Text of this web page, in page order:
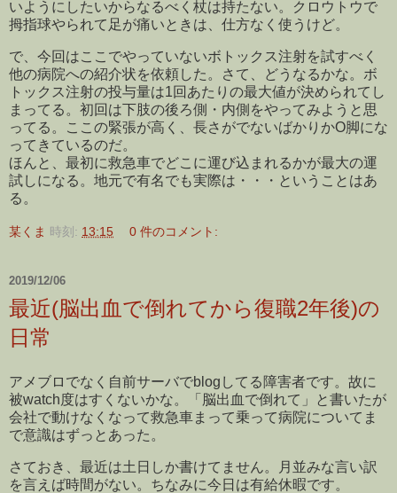
いようにしたいからなるべく杖は持たない。クロウトウで
拇指球やられて足が痛いときは、仕方なく使うけど。
で、今回はここでやっていないボトックス注射を試すべく
他の病院への紹介状を依頼した。さて、どうなるかな。ボ
トックス注射の投与量は1回あたりの最大値が決められてし
まってる。初回は下肢の後ろ側・内側をやってみようと思
ってる。ここの緊張が高く、長さがでないばかりかO脚にな
ってきているのだ。
ほんと、最初に救急車でどこに運び込まれるかが最大の運
試しになる。地元で有名でも実際は・・・ということはあ
る。
某くま 時刻: 13:15 0 件のコメント:
2019/12/06
最近(脳出血で倒れてから復職2年後)の
日常
アメブロでなく自前サーバでblogしてる障害者です。故に
被watch度はすくないかな。「脳出血で倒れて」と書いたが
会社で動けなくなって救急車まって乗って病院についてま
で意識はずっとあった。
さておき、最近は土日しか書けてません。月並みな言い訳
を言えば時間がない。ちなみに今日は有給休暇です。